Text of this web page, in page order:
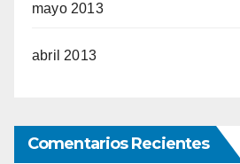
mayo 2013
abril 2013
Comentarios Recientes